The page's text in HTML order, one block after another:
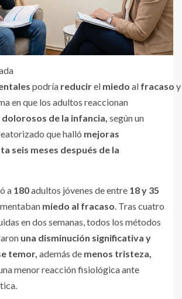
podría reducirel miedo al fracaso y
en que los adultos reaccionan
de la infancia, según un
que halló mejoras
seis meses después de la
a 180adultos jóvenes de entre 18 y 35
miedo al fracaso. Tras cuatro
en dos semanas, todos los métodos
una disminución significativa y
temor, además de menos tristeza,
menor reacción fisiológica ante